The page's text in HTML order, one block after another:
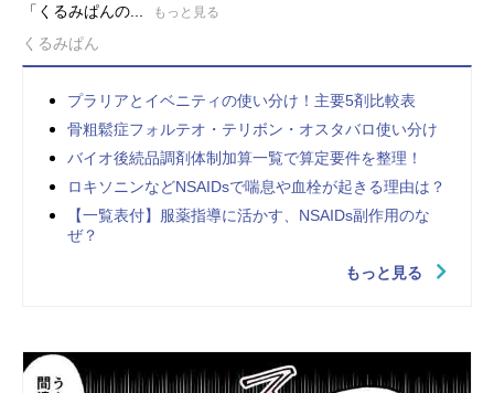
「くるみぱんの...
もっと見る
くるみぱん
プラリアとイベニティの使い分け！主要5剤比較表
骨粗鬆症フォルテオ・テリボン・オスタバロ使い分け
バイオ後続品調剤体制加算一覧で算定要件を整理！
ロキソニンなどNSAIDsで喘息や血栓が起きる理由は？
【一覧表付】服薬指導に活かす、NSAIDs副作用のな
ぜ？
もっと見る